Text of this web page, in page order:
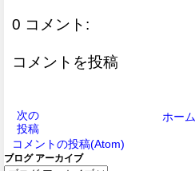
0 コメント:
コメントを投稿
次の
投稿
ホーム
コメントの投稿(Atom)
ブログ アーカイブ